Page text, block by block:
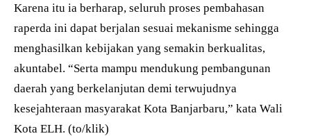
Karena itu ia berharap, seluruh proses pembahasan
raperda ini dapat berjalan sesuai mekanisme sehingga
menghasilkan kebijakan yang semakin berkualitas,
akuntabel. “Serta mampu mendukung pembangunan
daerah yang berkelanjutan demi terwujudnya
kesejahteraan masyarakat Kota Banjarbaru,” kata Wali
Kota ELH. (to/klik)